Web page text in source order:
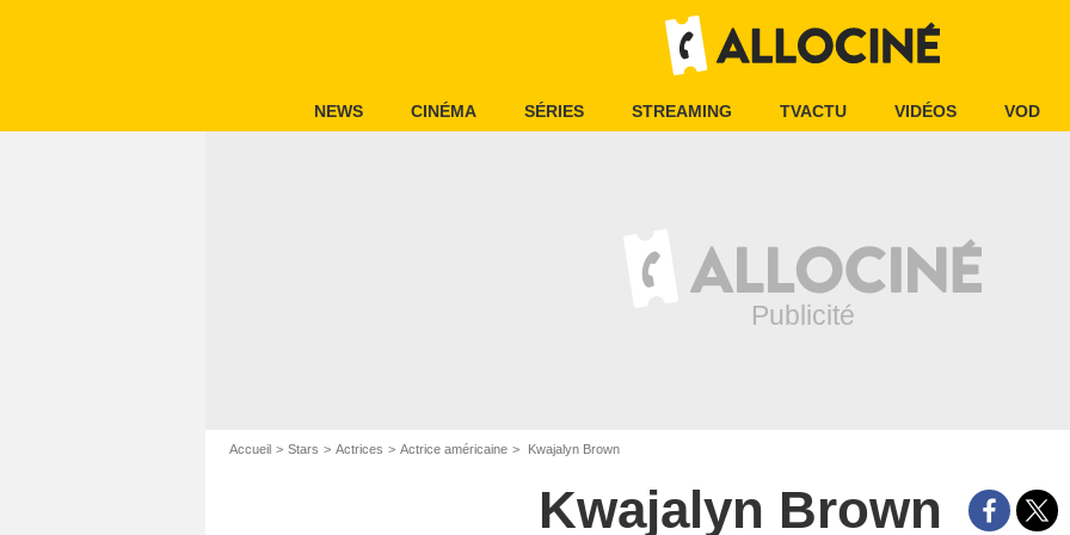
NEWS CINÉMA SÉRIES STREAMING TVACTU VIDÉOS VOD
Accueil Stars Actrices Actrice américaine Kwajalyn Brown
Kwajalyn Brown